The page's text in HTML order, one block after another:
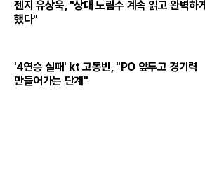
젠지 유상욱, "상대 노림수 계속 읽고 완벽하게
했다"
'4연승 실패' kt 고동빈, "PO 앞두고 경기력
만들어가는 단계"